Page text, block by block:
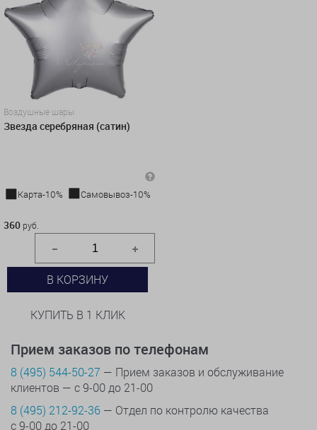
Воздушные шары
Звезда серебряная (сатин)
Карта-10%
Самовывоз-10%
360 руб.
В КОРЗИНУ
КУПИТЬ В 1 КЛИК
Прием заказов по телефонам
8 (495) 544-50-27 — Прием заказов и обслуживание
клиентов — с 9-00 до 21-00
8 (495) 212-92-36 — Отдел по контролю качества
с 9-00 до 21-00